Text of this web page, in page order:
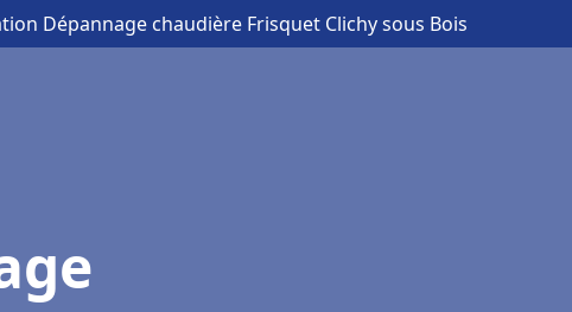
Dépannage chaudière Frisquet Clichy sous Bois